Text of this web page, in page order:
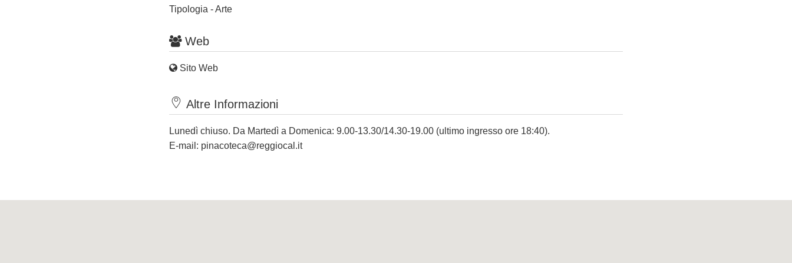
Tipologia - Arte
Web
Sito Web
Altre Informazioni
Lunedì chiuso. Da Martedì a Domenica: 9.00-13.30/14.30-19.00 (ultimo ingresso ore 18:40).
E-mail: pinacoteca@reggiocal.it